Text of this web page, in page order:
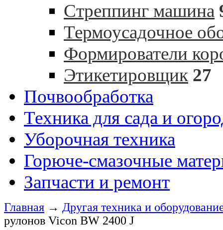
Cтреппинг машина
Термоусадочное
Формирователи
Этикетировщик 27
Почвообработка
Техника для сада и
Уборочная техника
Горюче-смазочные
Запчасти и ремонт
Главная → Другая техника и
рулонов Vicon BW 2400 J